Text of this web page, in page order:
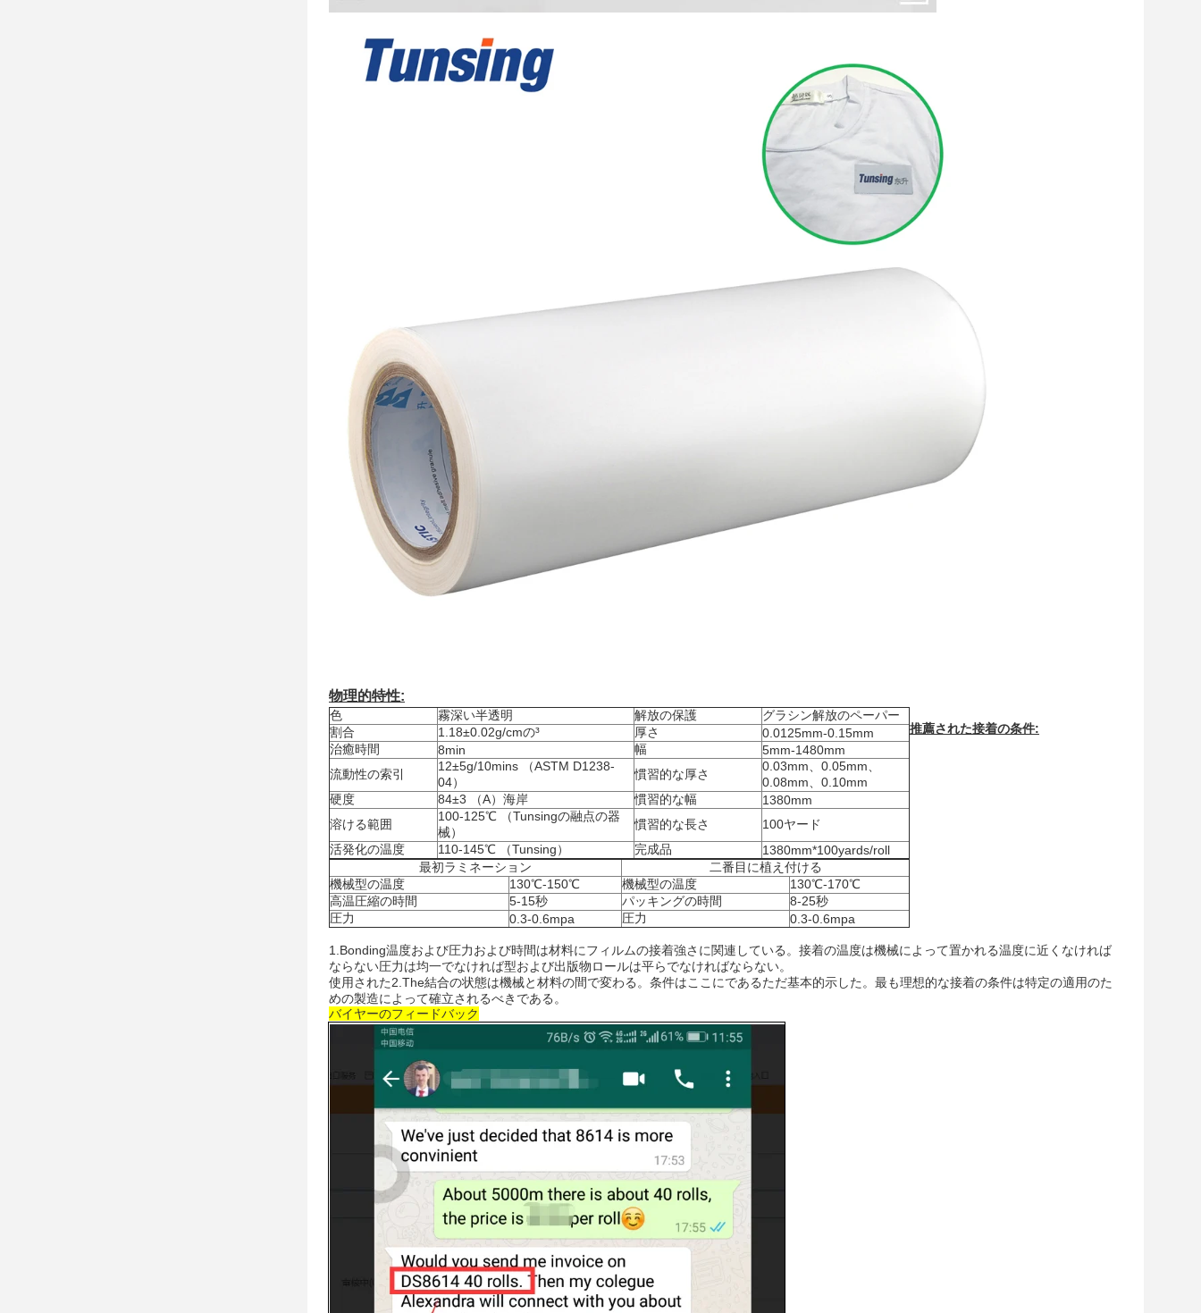
物理的特性:
色 霧深い半透明 解放の保護
グラシン解放のペーパー
割合
1.18±0.02g/cmの³ 厚さ
0.0125mm-0.15mm
治癒時間
8min 幅
5mm-1480mm
流動性の索引
12±5g/10mins （ASTM D1238-
04）
慣習的な厚さ
0.03mm、0.05mm、
0.08mm、0.10mm
硬度
84±3 （A）海岸 慣習的な幅
1380mm
溶ける範囲
100-125℃ （Tunsingの融点の器
械）
慣習的な長さ
100ヤード
活発化の温度
110-145℃ （Tunsing） 完成品 1380mm*100yards/roll
推薦された接着の条件:
最初ラミネーション
二番目に植え付ける
機械型の温度
130℃-150℃ 機械型の温度
130℃-170℃
高温圧縮の時間
5-15秒 パッキングの時間
8-25秒
圧力
0.3-0.6mpa 圧力 0.3-0.6mpa
1.Bonding温度および圧力および時間は材料にフィルムの接着強さに関連している。接着の温度は機械によって置かれる温度に近くなければ
ならない圧力は均一でなければ型および出版物ロールは平らでなければならない。
使用された2.The結合の状態は機械と材料の間で変わる。条件はここにであるただ基本的示した。最も理想的な接着の条件は特定の適用のた
めの製造によって確立されるべきである。
バイヤーのフィードバック